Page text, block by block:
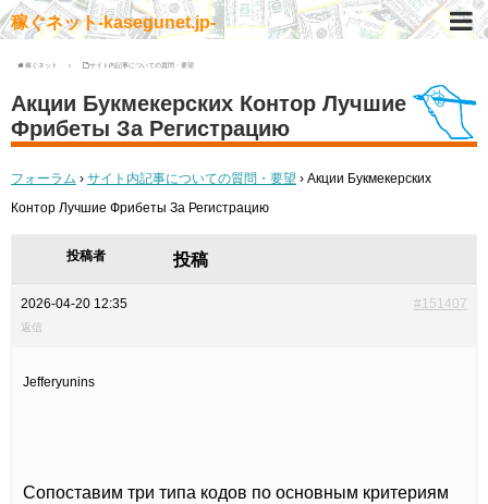
稼ぐネット-kasegunet.jp-
稼ぐネット サイト内記事についての質問・要望
Акции Букмекерских Контор Лучшие
Фрибеты За Регистрацию
フォーラム › サイト内記事についての質問・要望 › Акции Букмекерских
Контор Лучшие Фрибеты За Регистрацию
投稿者 投稿
2026-04-20 12:35 #151407
返信
Jefferyunins
Сопоставим три типа кодов по основным критериям